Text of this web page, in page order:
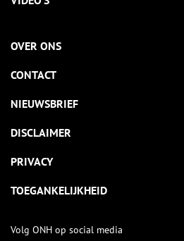
OVER ONS
CONTACT
NIEUWSBRIEF
DISCLAIMER
PRIVACY
TOEGANKELIJKHEID
Volg ONH op social media